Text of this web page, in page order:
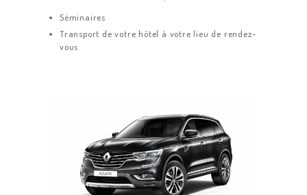
Séminaires
Transport de votre hôtel à votre lieu de rendez-
vous